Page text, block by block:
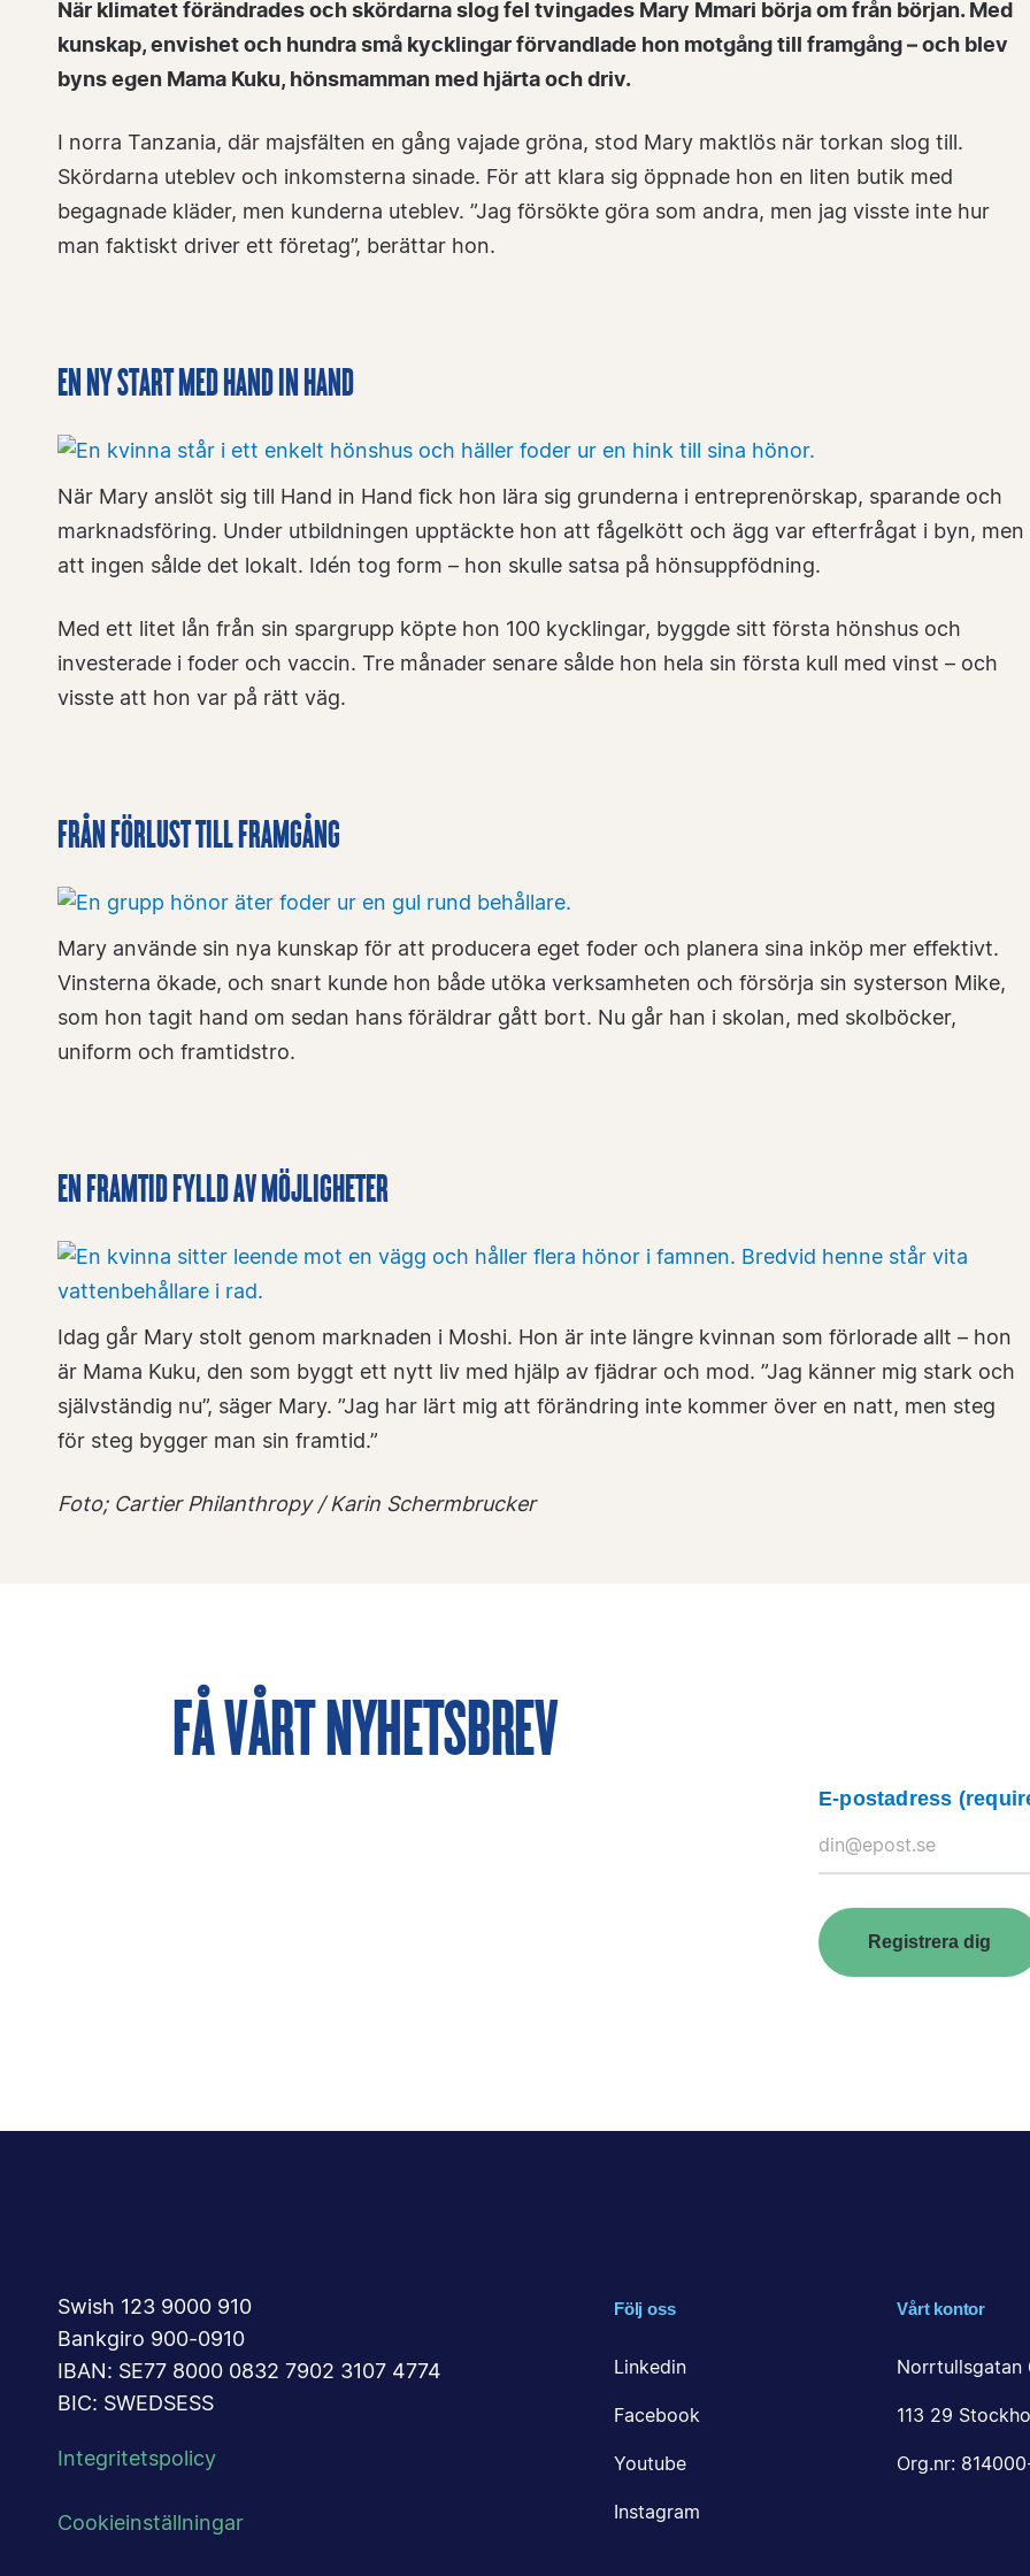
När klimatet förändrades och skördarna slog fel tvingades Mary Mmari börja om från början. Med
kunskap, envishet och hundra små kycklingar förvandlade hon motgång till framgång – och blev
byns egen Mama Kuku, hönsmamman med hjärta och driv.
I norra Tanzania, där majsfälten en gång vajade gröna, stod Mary maktlös när torkan slog till.
Skördarna uteblev och inkomsterna sinade. För att klara sig öppnade hon en liten butik med
begagnade kläder, men kunderna uteblev. ”Jag försökte göra som andra, men jag visste inte hur
man faktiskt driver ett företag”, berättar hon.
EN NY START MED HAND IN HAND
När Mary anslöt sig till Hand in Hand fick hon lära sig grunderna i entreprenörskap, sparande och
marknadsföring. Under utbildningen upptäckte hon att fågelkött och ägg var efterfrågat i byn, men
att ingen sålde det lokalt. Idén tog form – hon skulle satsa på hönsuppfödning.
Med ett litet lån från sin spargrupp köpte hon 100 kycklingar, byggde sitt första hönshus och
investerade i foder och vaccin. Tre månader senare sålde hon hela sin första kull med vinst – och
visste att hon var på rätt väg.
FRÅN FÖRLUST TILL FRAMGÅNG
Mary använde sin nya kunskap för att producera eget foder och planera sina inköp mer effektivt.
Vinsterna ökade, och snart kunde hon både utöka verksamheten och försörja sin systerson Mike,
som hon tagit hand om sedan hans föräldrar gått bort. Nu går han i skolan, med skolböcker,
uniform och framtidstro.
EN FRAMTID FYLLD AV MÖJLIGHETER
Idag går Mary stolt genom marknaden i Moshi. Hon är inte längre kvinnan som förlorade allt – hon
är Mama Kuku, den som byggt ett nytt liv med hjälp av fjädrar och mod. ”Jag känner mig stark och
självständig nu”, säger Mary. ”Jag har lärt mig att förändring inte kommer över en natt, men steg
för steg bygger man sin framtid.”
Foto; Cartier Philanthropy / Karin Schermbrucker
FÅ VÅRT NYHETSBREV
E-postadress
Registrera dig
Swish 123 9000 910
Bankgiro 900-0910
IBAN: SE77 8000 0832 7902 3107 4774
BIC: SWEDSESS
Integritetspolicy
Cookieinställningar
Följ oss
Linkedin
Facebook
Youtube
Instagram
Vårt kontor
Norrtullsgatan
113 29
Org.nr: